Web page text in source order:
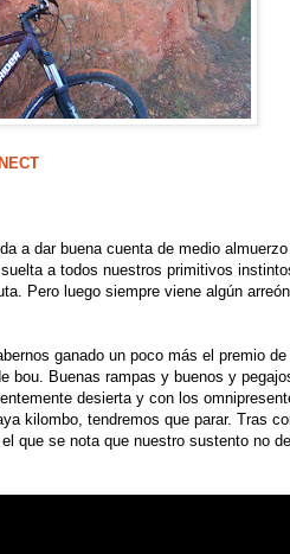
a dar buena cuenta de medio
a todos nuestros primitivos
Pero luego siempre viene algún
ganado un poco más el premio
bou. Buenas rampas y buenos y
desierta y con los
kilombo, tendremos que parar. Tras
que se nota que nuestro sustento no